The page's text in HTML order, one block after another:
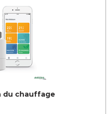
du chauffage